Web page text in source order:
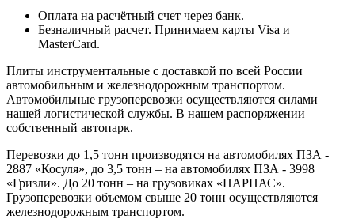
Оплата на расчётный счет через банк.
Безналичный расчет. Принимаем карты Visa и
MasterCard.
Плиты инструментальные с доставкой по всей России
автомобильным и железнодорожным транспортом.
Автомобильные грузоперевозки осуществляются силами
нашей логистической службы. В нашем распоряжении
собственный автопарк.
Перевозки до 1,5 тонн производятся на автомобилях ПЗА -
2887 «Косуля», до 3,5 тонн – на автомобилях ПЗА - 3998
«Гризли». До 20 тонн – на грузовиках «ПАРНАС».
Грузоперевозки объемом свыше 20 тонн осуществляются
железнодорожным транспортом.